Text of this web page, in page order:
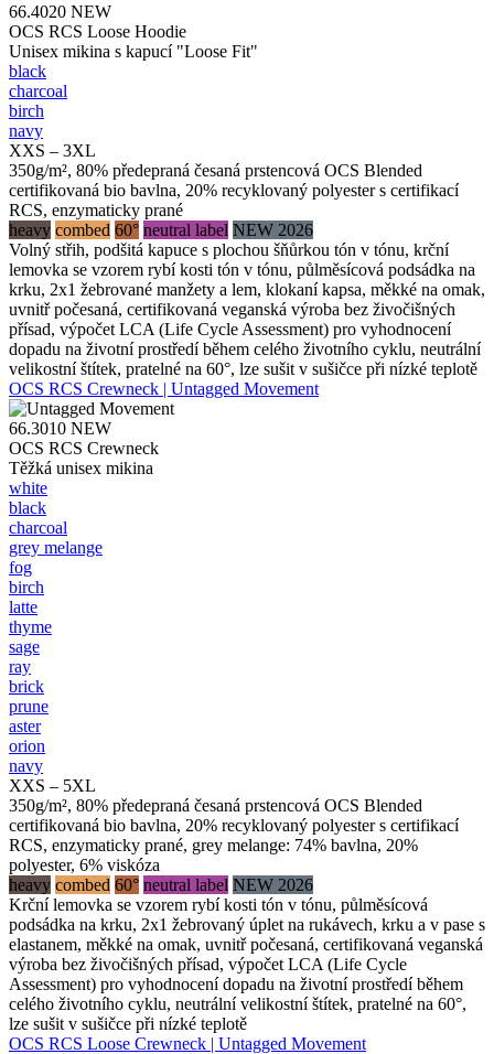
66.4020 NEW
OCS RCS Loose Hoodie
Unisex mikina s kapucí "Loose Fit"
black
charcoal
birch
navy
XXS – 3XL
350g/m², 80% předepraná česaná prstencová OCS Blended
certifikovaná bio bavlna, 20% recyklovaný polyester s certifikací
RCS, enzymaticky prané
heavy combed 60° neutral label NEW 2026
Volný střih, podšitá kapuce s plochou šňůrkou tón v tónu, krční
lemovka se vzorem rybí kosti tón v tónu, půlměsícová podsádka na
krku, 2x1 žebrované manžety a lem, klokaní kapsa, měkké na omak,
uvnitř počesaná, certifikovaná veganská výroba bez živočišných
přísad, výpočet LCA (Life Cycle Assessment) pro vyhodnocení
dopadu na životní prostředí během celého životního cyklu, neutrální
velikostní štítek, pratelné na 60°, lze sušit v sušičce při nízké teplotě
OCS RCS Crewneck | Untagged Movement
66.3010 NEW
OCS RCS Crewneck
Těžká unisex mikina
white
black
charcoal
grey melange
fog
birch
latte
thyme
sage
ray
brick
prune
aster
orion
navy
XXS – 5XL
350g/m², 80% předepraná česaná prstencová OCS Blended
certifikovaná bio bavlna, 20% recyklovaný polyester s certifikací
RCS, enzymaticky prané, grey melange: 74% bavlna, 20%
polyester, 6% viskóza
heavy combed 60° neutral label NEW 2026
Krční lemovka se vzorem rybí kosti tón v tónu, půlměsícová
podsádka na krku, 2x1 žebrovaný úplet na rukávech, krku a v pase s
elastanem, měkké na omak, uvnitř počesaná, certifikovaná veganská
výroba bez živočišných přísad, výpočet LCA (Life Cycle
Assessment) pro vyhodnocení dopadu na životní prostředí během
celého životního cyklu, neutrální velikostní štítek, pratelné na 60°,
lze sušit v sušičce při nízké teplotě
OCS RCS Loose Crewneck | Untagged Movement